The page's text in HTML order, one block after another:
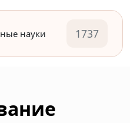
науки 1737